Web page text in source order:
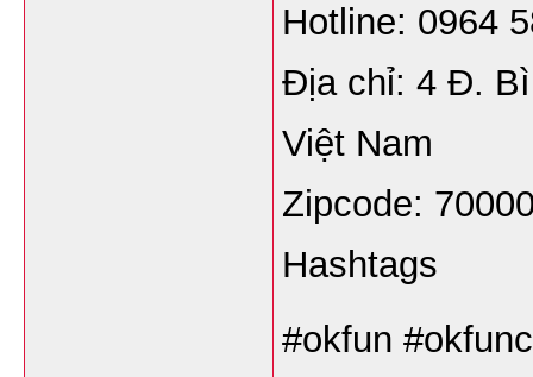
Hotline: 0964
Địa chỉ: 4 Đ.
Việt Nam
Zipcode:
Hashtags
#okfun